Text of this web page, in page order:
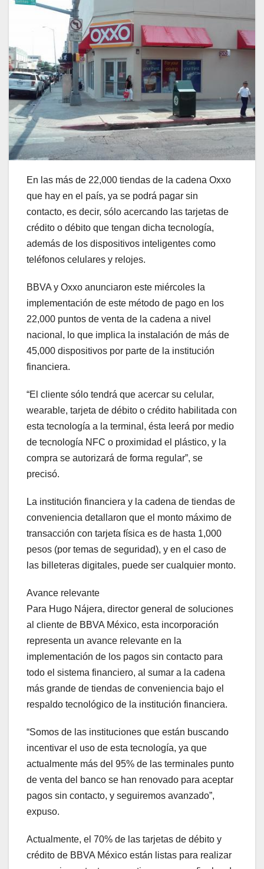
En las más de 22,000 tiendas de la cadena Oxxo
que hay en el país, ya se podrá pagar sin
contacto, es decir, sólo acercando las tarjetas de
crédito o débito que tengan dicha tecnología,
además de los dispositivos inteligentes como
teléfonos celulares y relojes.
BBVA y Oxxo anunciaron este miércoles la
implementación de este método de pago en los
22,000 puntos de venta de la cadena a nivel
nacional, lo que implica la instalación de más de
45,000 dispositivos por parte de la institución
financiera.
“El cliente sólo tendrá que acercar su celular,
wearable, tarjeta de débito o crédito habilitada con
esta tecnología a la terminal, ésta leerá por medio
de tecnología NFC o proximidad el plástico, y la
compra se autorizará de forma regular”, se
precisó.
La institución financiera y la cadena de tiendas de
conveniencia detallaron que el monto máximo de
transacción con tarjeta física es de hasta 1,000
pesos (por temas de seguridad), y en el caso de
las billeteras digitales, puede ser cualquier monto.
Avance relevante
Para Hugo Nájera, director general de soluciones
al cliente de BBVA México, esta incorporación
representa un avance relevante en la
implementación de los pagos sin contacto para
todo el sistema financiero, al sumar a la cadena
más grande de tiendas de conveniencia bajo el
respaldo tecnológico de la institución financiera.
“Somos de las instituciones que están buscando
incentivar el uso de esta tecnología, ya que
actualmente más del 95% de las terminales punto
de venta del banco se han renovado para aceptar
pagos sin contacto, y seguiremos avanzado”,
expuso.
Actualmente, el 70% de las tarjetas de débito y
crédito de BBVA México están listas para realizar